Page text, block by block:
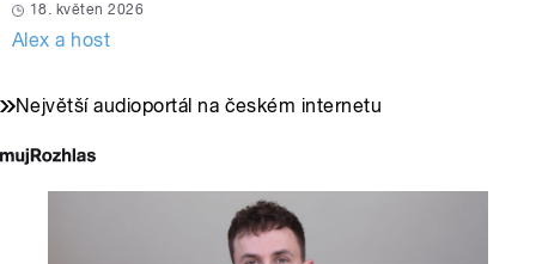
18. květen 2026
Alex a host
Největší audioportál na českém internetu